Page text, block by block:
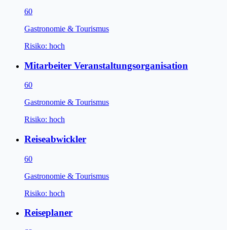
60
Gastronomie & Tourismus
Risiko: hoch
Mitarbeiter Veranstaltungsorganisation
60
Gastronomie & Tourismus
Risiko: hoch
Reiseabwickler
60
Gastronomie & Tourismus
Risiko: hoch
Reiseplaner